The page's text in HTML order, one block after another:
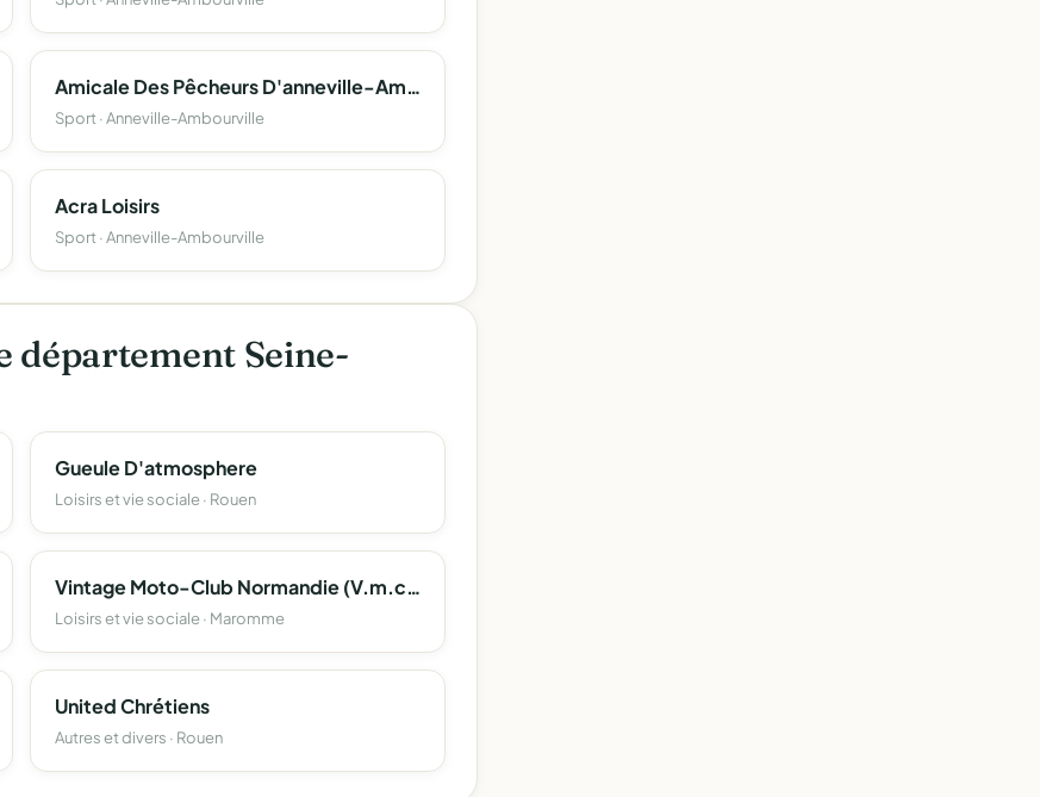
Amicale Des Pêcheurs D'anneville-Ambourville
Sport · Anneville-Ambourville
Acra Loisirs
Sport · Anneville-Ambourville
département Seine-
Gueule D'atmosphere
Loisirs et vie sociale · Rouen
Vintage Moto-Club Normandie (V.m.c.n)
Loisirs et vie sociale · Maromme
United Chrétiens
Autres et divers · Rouen